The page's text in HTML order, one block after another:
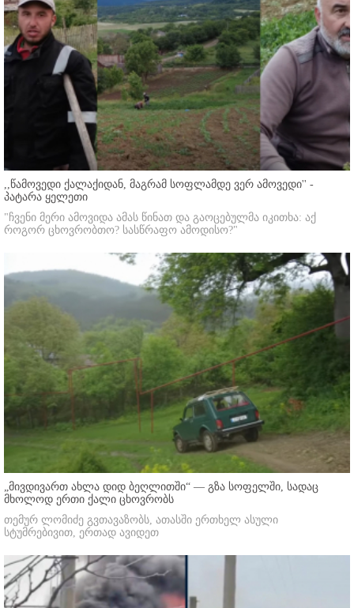
,,წამოვედი ქალაქიდან, მაგრამ სოფლამდე ვერ ამოვედი'' -
პატარა ყელეთი
"ჩვენი მერი ამოვიდა ამას წინათ და გაოცებულმა იკითხა: აქ
როგორ ცხოვრობთო? სასწრაფო ამოდისო?"
„მივდივართ ახლა დიდ ბეღლითში“ — გზა სოფელში, სადაც
მხოლოდ ერთი ქალი ცხოვრობს
თემურ ლომიძე გვთავაზობს, ათასში ერთხელ ასული
სტუმრებივით, ერთად ავიდეთ